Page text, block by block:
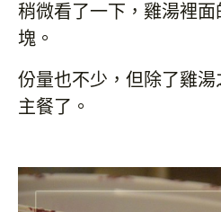
稍微看了一下，雞湯裡
塊。
份量也不少，但除了雞
主餐了。